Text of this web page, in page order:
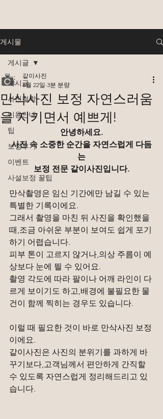
게시물
게시글
사진철학
이용안내
팁
보정후기
이벤트
사설보정 꿀팁
게시글
만삭사진 보정 자연스러움
을 지키면서 예쁘게!
같이사진
6월 22일 3분 분량
안녕하세요.
사진 속 소중한 순간을 자연스럽게 다듬
는
보정 전문 같이사진입니다.
만삭촬영은 임신 기간에만 남길 수 있는
특별한 기록이에요.
그래서 촬영을 마친 뒤 사진을 확인했을
때,조금 아쉬운 부분이 보여도 쉽게 포기
하기 어렵습니다.
피부 톤이 고르지 않거나,의상 주름이 예
상보다 눈에 띌 수 있어요.
촬영 각도에 따라 팔이나 어깨 라인이 다
르게 보이기도 하고,배경에 불필요한 물
건이 함께 찍히는 경우도 있습니다.
이럴 때 필요한 것이 바로 만삭사진 보정
이에요.
같이사진은 사진의 분위기를 과하게 바
꾸기보다,고객님께서 편안하게 간직할
수 있도록 자연스럽게 정리해드리고 있
습니다.